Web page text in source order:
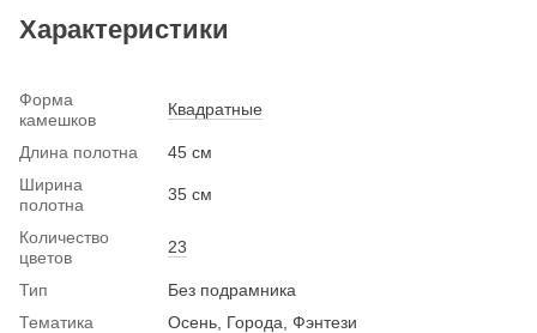
Характеристики
Форма
камешков
Квадратные
Длина полотна
45 см
Ширина
полотна
35 см
Количество
цветов
23
Тип
Без подрамника
Тематика
Осень, Города, Фэнтези